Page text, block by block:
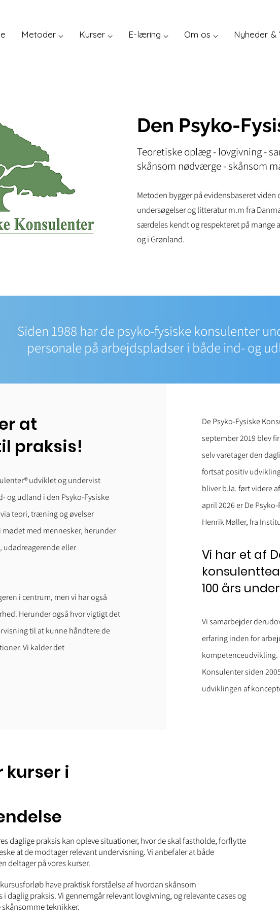
Metoder ⌵ Kurser ⌵ E-læring ⌵ Om os ⌵ Nyheder &
Den Psyko-
Teoretiske oplæg - lovgivning -
skånsom nødværge - skånsom
Metoden bygger på evidensbaseret
undersøgelser og litteratur m.m fra
særdeles kendt og respekteret på mange
og i Grønland.
Siden 1988 har de psyko-fysiske konsulenter
personale på arbejdspladser i både ind- og
at
praksis!
udviklet og undervist
og udland i den Psyko-Fysiske
teori, træning og øvelser
med mennesker, herunder
udadreagerende eller
i centrum, men vi har også
Herunder også hvor vigtigt det
til at kunne håndtere de
Vi kalder det
De Psyko-Fysiske
september 2019 blev
selv varetager den
fortsat positiv
bliver b.la. ført videre
april 2026 er De
Henrik Møller, fra
Vi har et af
100 års
Vi samarbejder
erfaring inden for
kompetenceudvikling.
Konsulenter siden
udviklingen af
kurser i
daglige praksis kan opleve situationer, hvor de skal fastholde, forflytte
at de modtager relevant undervisning. Vi anbefaler at både
deltager på vores kurser.
have praktisk forståelse af hvordan skånsom
daglig praksis. Vi gennemgår relevant lovgivning, og relevante cases og
teknikker.